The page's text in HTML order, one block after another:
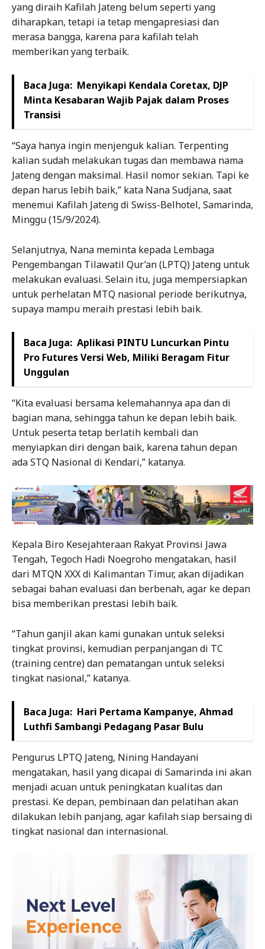
yang diraih Kafilah Jateng belum seperti yang
diharapkan, tetapi ia tetap mengapresiasi dan
merasa bangga, karena para kafilah telah
memberikan yang terbaik.
Baca Juga: Menyikapi Kendala Coretax, DJP
Minta Kesabaran Wajib Pajak dalam Proses
Transisi
“Saya hanya ingin menjenguk kalian. Terpenting
kalian sudah melakukan tugas dan membawa nama
Jateng dengan maksimal. Hasil nomor sekian. Tapi ke
depan harus lebih baik,” kata Nana Sudjana, saat
menemui Kafilah Jateng di Swiss-Belhotel, Samarinda,
Minggu (15/9/2024).
Selanjutnya, Nana meminta kepada Lembaga
Pengembangan Tilawatil Qur’an (LPTQ) Jateng untuk
melakukan evaluasi. Selain itu, juga mempersiapkan
untuk perhelatan MTQ nasional periode berikutnya,
supaya mampu meraih prestasi lebih baik.
Baca Juga: Aplikasi PINTU Luncurkan Pintu
Pro Futures Versi Web, Miliki Beragam Fitur
Unggulan
“Kita evaluasi bersama kelemahannya apa dan di
bagian mana, sehingga tahun ke depan lebih baik.
Untuk peserta tetap berlatih kembali dan
menyiapkan diri dengan baik, karena tahun depan
ada STQ Nasional di Kendari,” katanya.
Kepala Biro Kesejahteraan Rakyat Provinsi Jawa
Tengah, Tegoch Hadi Noegroho mengatakan, hasil
dari MTQN XXX di Kalimantan Timur, akan dijadikan
sebagai bahan evaluasi dan berbenah, agar ke depan
bisa memberikan prestasi lebih baik.
“Tahun ganjil akan kami gunakan untuk seleksi
tingkat provinsi, kemudian perpanjangan di TC
(training centre) dan pematangan untuk seleksi
tingkat nasional,” katanya.
Baca Juga: Hari Pertama Kampanye, Ahmad
Luthfi Sambangi Pedagang Pasar Bulu
Pengurus LPTQ Jateng, Nining Handayani
mengatakan, hasil yang dicapai di Samarinda ini akan
menjadi acuan untuk peningkatan kualitas dan
prestasi. Ke depan, pembinaan dan pelatihan akan
dilakukan lebih panjang, agar kafilah siap bersaing di
tingkat nasional dan internasional.